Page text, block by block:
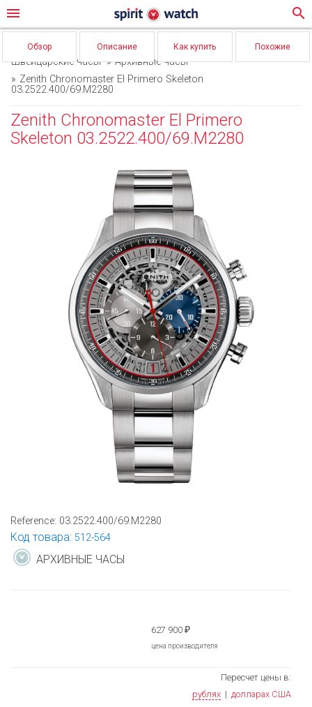
menu search
Обзор Описание Как купить Похожие
Швейцарские часы
Архивные часы
Zenith Chronomaster El Primero Skeleton
03.2522.400/69.M2280
Zenith Chronomaster El Primero
Skeleton 03.2522.400/69.M2280
Reference: 03.2522.400/69.M2280
Код товара: 512-564
АРХИВНЫЕ ЧАСЫ
627 900 ₽
цена производителя
Пересчет цены в:
рублях | долларах США